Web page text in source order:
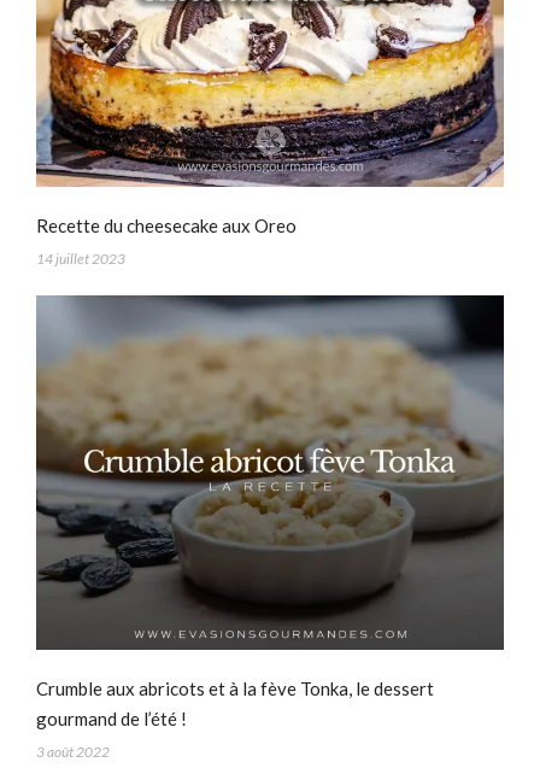
Recette du cheesecake aux Oreo
14 juillet 2023
Crumble aux abricots et à la fève Tonka, le dessert
gourmand de l’été !
3 août 2022